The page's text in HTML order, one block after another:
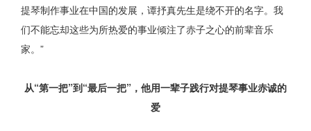
提琴制作事业在中国的发展，谭抒真先生是绕不开的名字。我
们不能忘却这些为所热爱的事业倾注了赤子之心的前辈音乐
家。”
从“第一把”到“最后一把”，他用一辈子践行对提琴事业赤诚的
爱